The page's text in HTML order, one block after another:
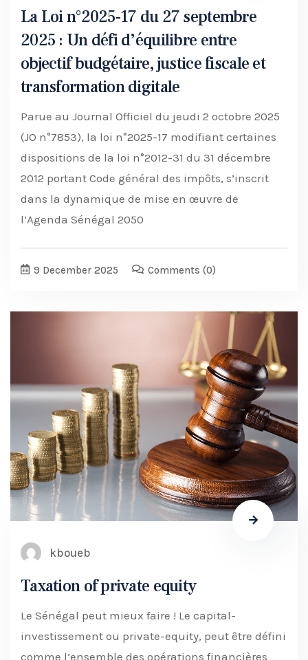
La Loi n°2025-17 du 27 septembre
2025 : Un défi d’équilibre entre
objectif budgétaire, justice fiscale et
transformation digitale
Parue au Journal Officiel du jeudi 2 octobre 2025
(JO n°7853), la loi n°2025-17 modifiant certaines
dispositions de la loi n°2012-31 du 31 décembre
2012 portant Code général des impôts, s’inscrit
dans la dynamique de mise en œuvre de
l’Agenda Sénégal 2050
9 December 2025 Comments (0)
kboueb
Taxation of private equity
Le Sénégal peut mieux faire ! Le capital-
investissement ou private-equity, peut être défini
comme l’ensemble des opérations financières